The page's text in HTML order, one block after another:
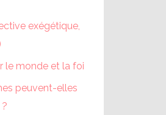
exégétique,
le monde et la foi
peuvent-elles